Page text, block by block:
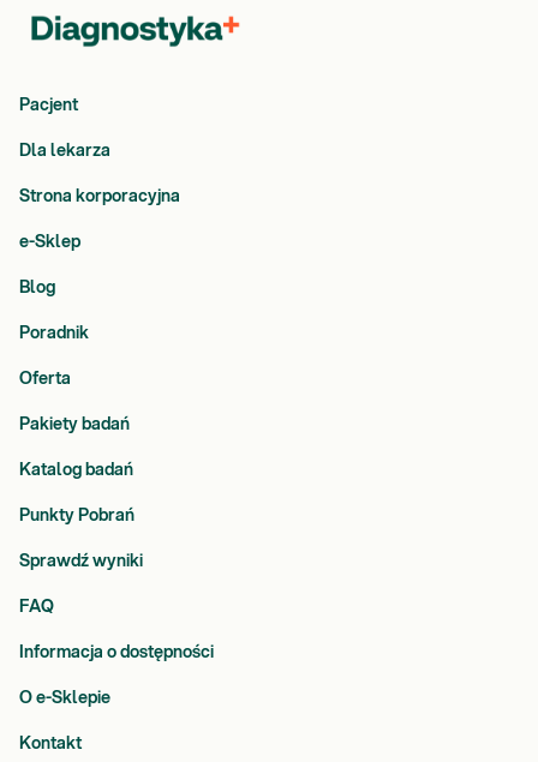
Pacjent
Dla lekarza
Strona korporacyjna
e-Sklep
Blog
Poradnik
Oferta
Pakiety badań
Katalog badań
Punkty Pobrań
Sprawdź wyniki
FAQ
Informacja o dostępności
O e-Sklepie
Kontakt